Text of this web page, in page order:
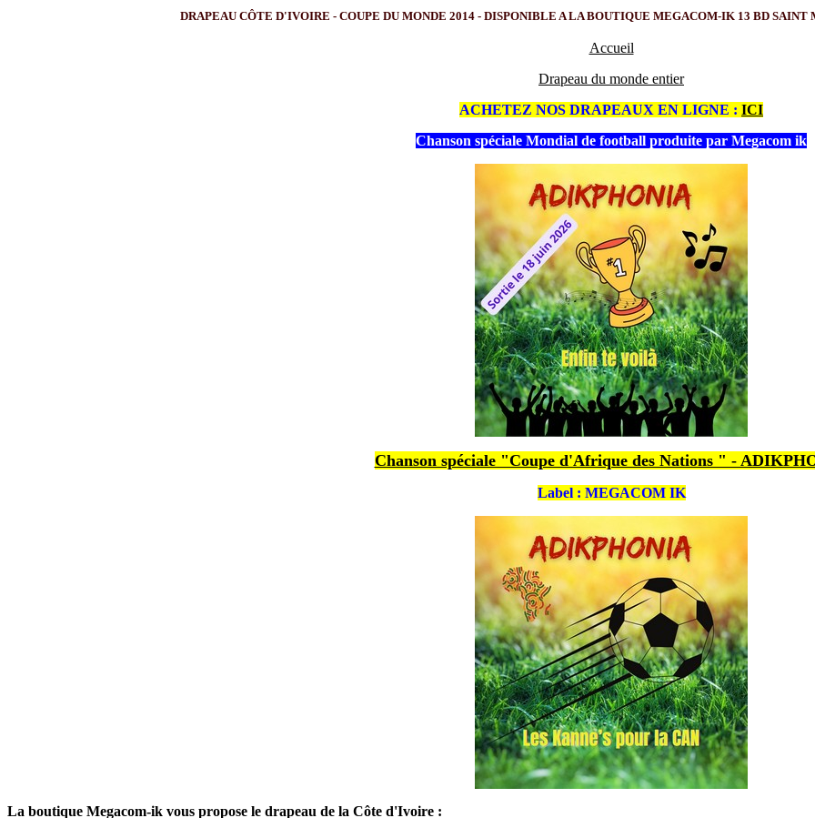
DRAPEAU CÔTE D'IVOIRE - COUPE DU MONDE 2014 - DISPONIBLE A LA BOUTIQUE MEGACOM-IK 13 BD SAINT
Accueil
Drapeau du monde entier
ACHETEZ NOS DRAPEAUX EN LIGNE : ICI
Chanson spéciale Mondial de football produite par Megacom ik
Chanson spéciale "Coupe d'Afrique des Nations " -
Label : MEGACOM IK
La boutique Megacom-ik vous propose le drapeau de la Côte d'Ivoire :